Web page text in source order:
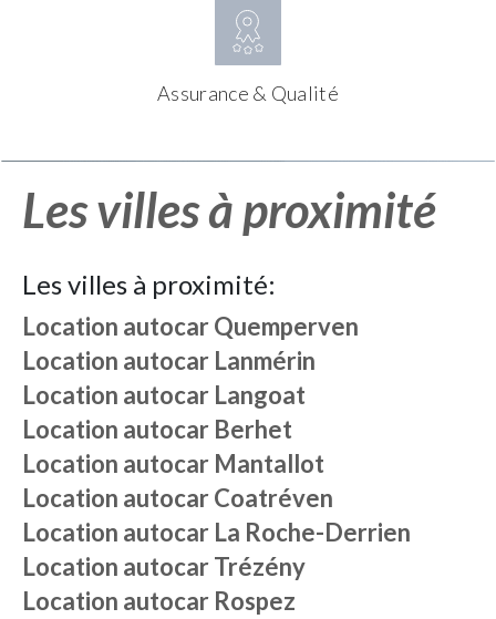
Assurance & Qualité
Les villes à proximité
Les villes à proximité:
Location autocarQuemperven
Location autocar Lanmérin
Location autocar Langoat
Location autocar Berhet
Location autocar Mantallot
Location autocarCoatréven
Location autocar La Roche-Derrien
Location autocarTrézény
Location autocar Rospez